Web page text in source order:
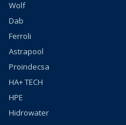
Wolf
Dab
Ferroli
Astrapool
Proindecsa
HA+ TECH
HPE
Hidrowater